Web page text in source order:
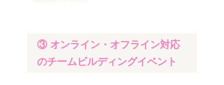
③ オンライン・オフライン対応
のチームビルディングイベント